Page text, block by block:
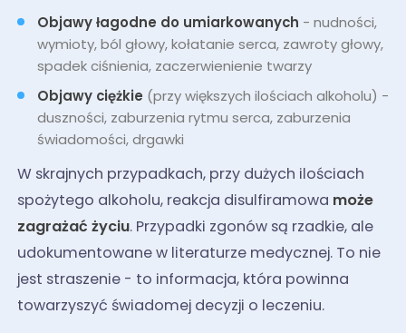
Objawy łagodne do umiarkowanych - nudności,
wymioty, ból głowy, kołatanie serca, zawroty głowy,
spadek ciśnienia, zaczerwienienie twarzy
Objawy ciężkie (przy większych ilościach alkoholu) -
duszności, zaburzenia rytmu serca, zaburzenia
świadomości, drgawki
W skrajnych przypadkach, przy dużych ilościach
spożytego alkoholu, reakcja disulfiramowa może
zagrażać życiu. Przypadki zgonów są rzadkie, ale
udokumentowane w literaturze medycznej. To nie
jest straszenie - to informacja, która powinna
towarzyszyć świadomej decyzji o leczeniu.